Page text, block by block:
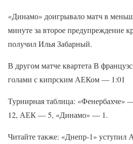
«Динамо» доигрывало матч в
минуте за второе предупреждение
получил Илья Забарный.
В другом матче квартета В
голами с кипрским АЕКом — 1:01
Турнирная таблица:
12, АЕК — 5, «Динамо» — 1.
Читайте также: «Днепр-1» уступил